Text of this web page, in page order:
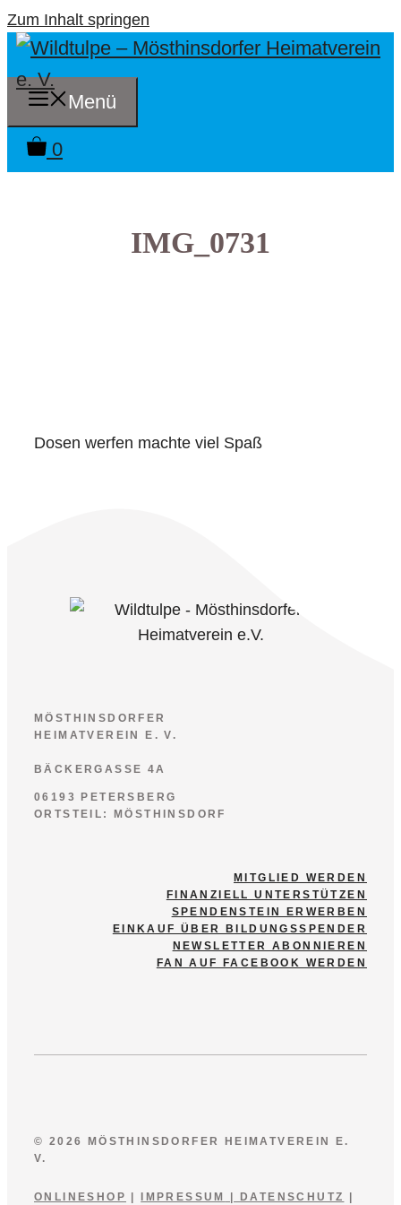
Zum Inhalt springen
Menü
0
IMG_0731
Dosen werfen machte viel Spaß
MÖSTHINSDORFER
HEIMATVEREIN E. V.
BÄCKERGASSE 4A
06193 PETERSBERG
ORTSTEIL: MÖSTHINSDORF
MITGLIED WERDEN
FINANZIELL UNTERSTÜTZEN
SPENDENSTEIN ERWERBEN
EINKAUF ÜBER BILDUNGSSPENDER
NEWSLETTER ABONNIEREN
FAN AUF FACEBOOK WERDEN
© 2026 MÖSTHINSDORFER HEIMATVEREIN E.
V.
ONLINESHOP |IMPRESSUM |DATENSCHUTZ |